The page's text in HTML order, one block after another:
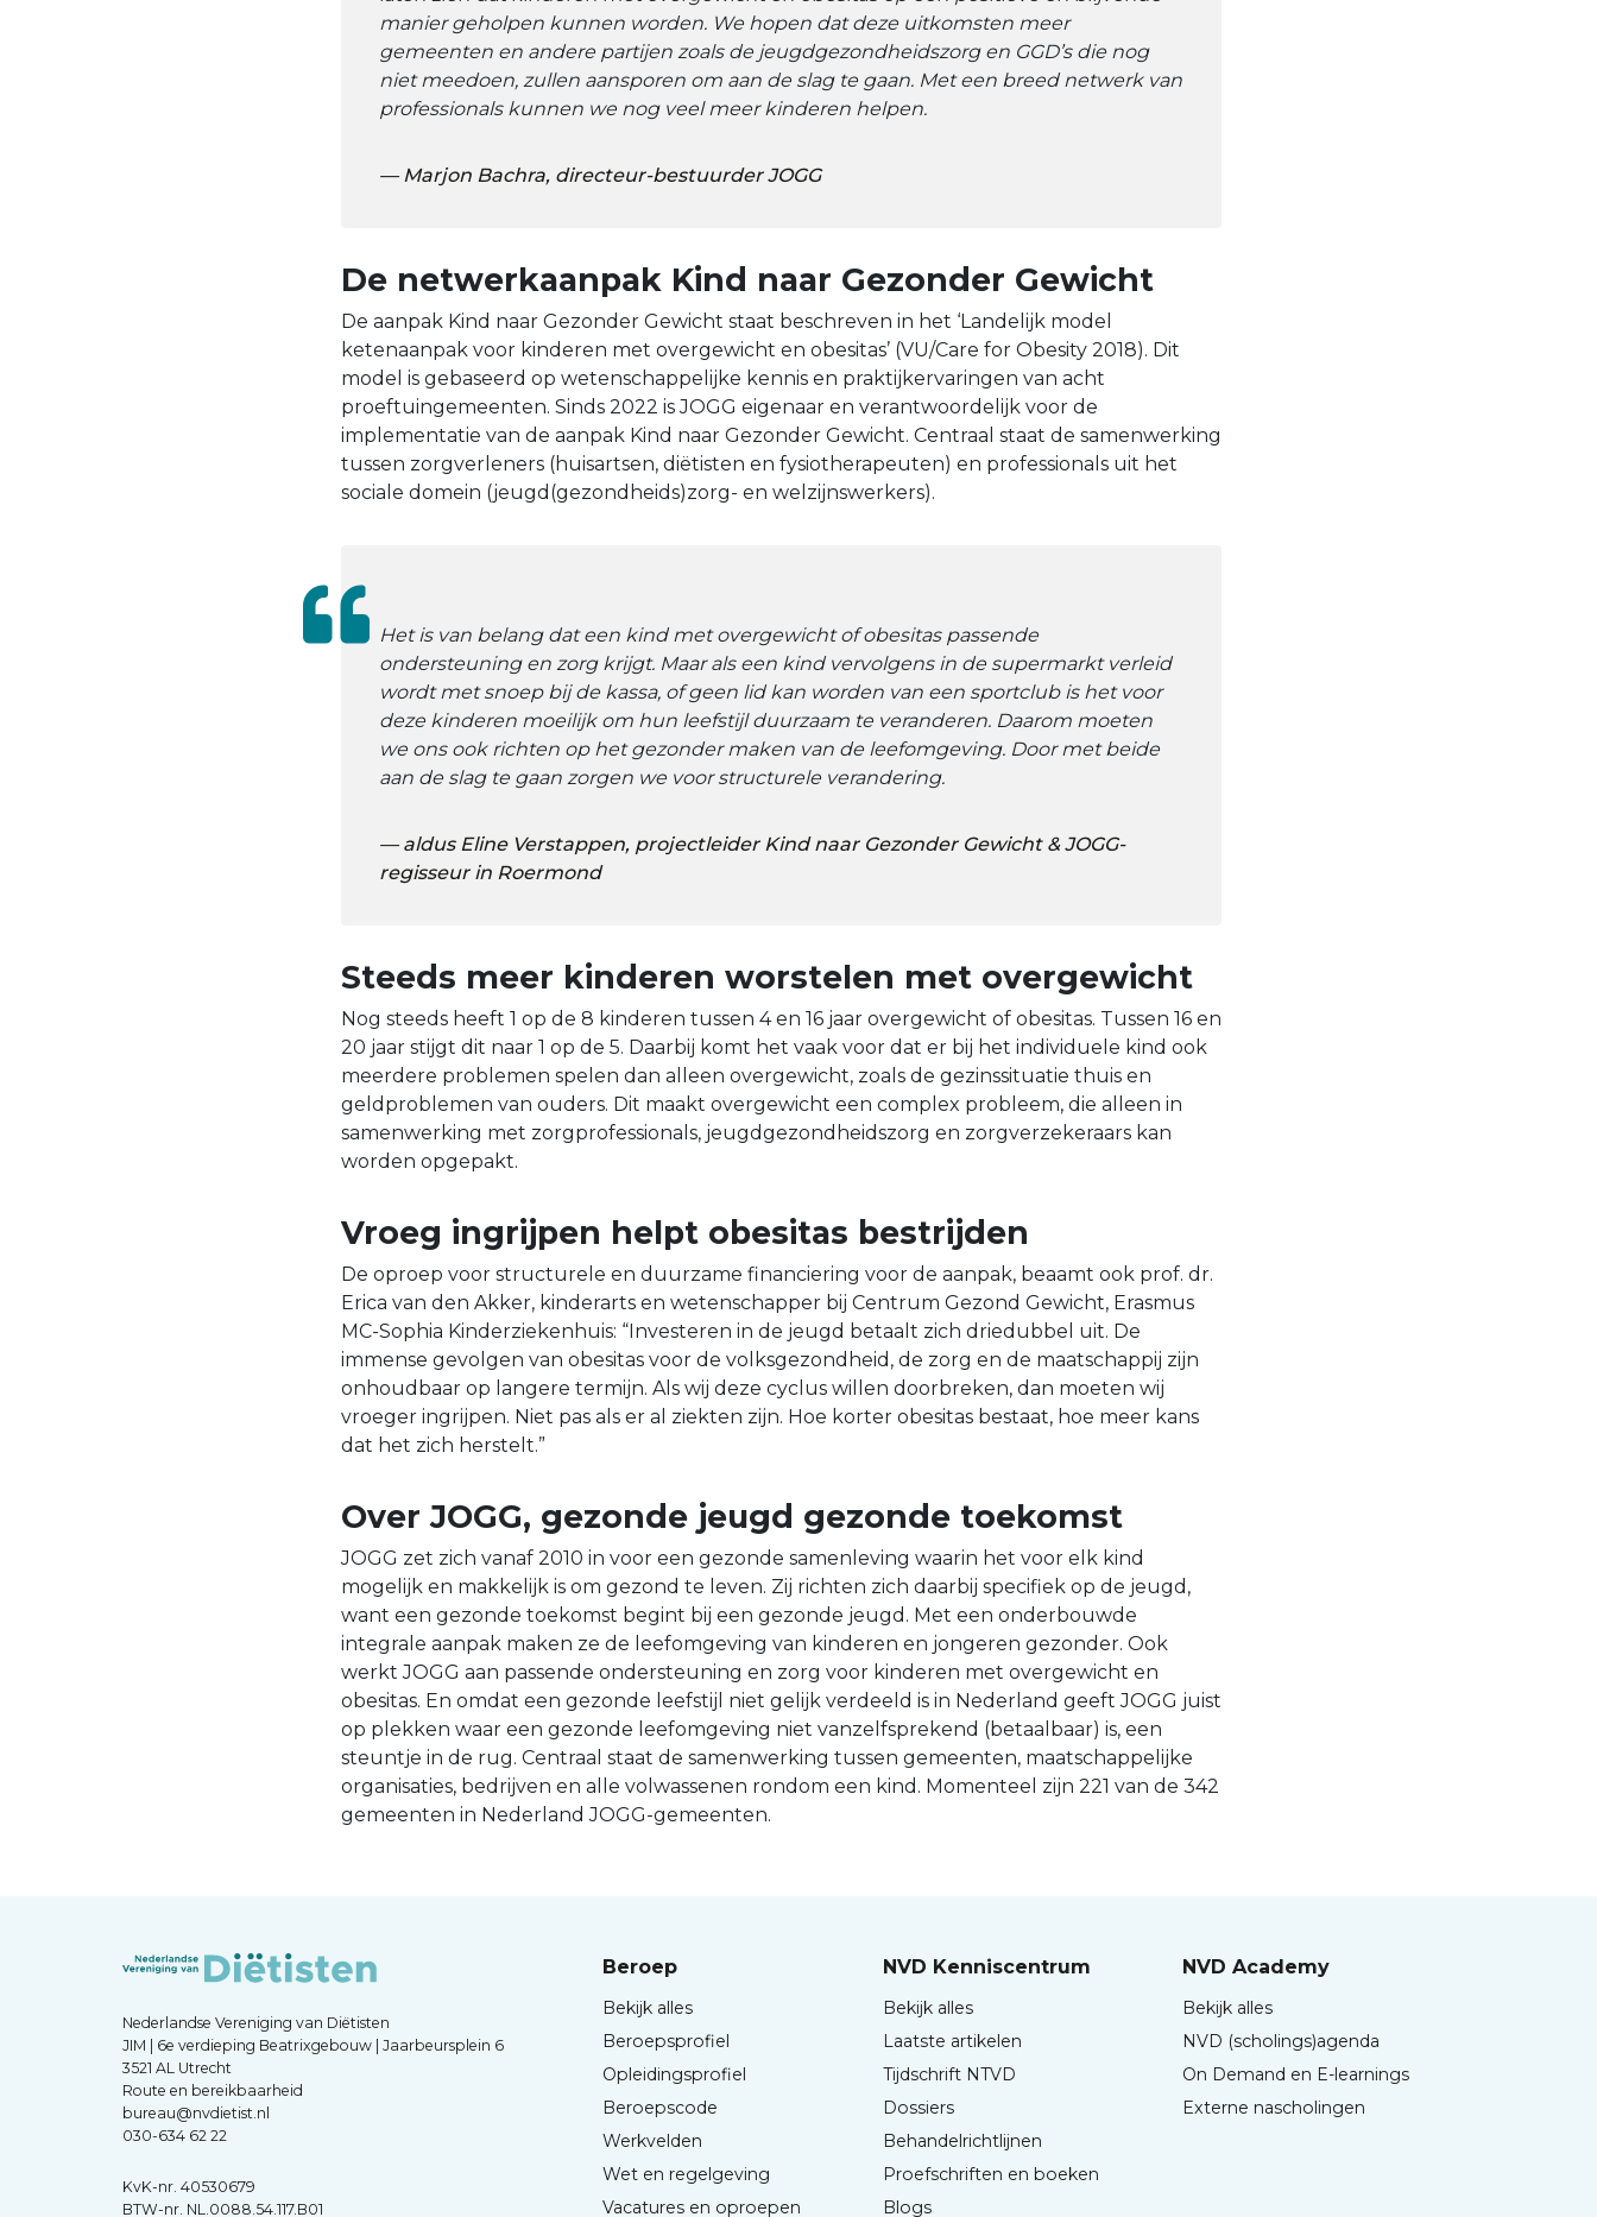
manier geholpen kunnen worden. We hopen dat deze uitkomsten meer
gemeenten en andere partijen zoals de jeugdgezondheidszorg en GGD’s die nog
niet meedoen, zullen aansporen om aan de slag te gaan. Met een breed netwerk van
professionals kunnen we nog veel meer kinderen helpen.
Marjon Bachra, directeur-bestuurder JOGG
De netwerkaanpak Kind naar Gezonder Gewicht
De aanpak Kind naar Gezonder Gewicht staat beschreven in het ‘Landelijk model
ketenaanpak voor kinderen met overgewicht en obesitas’ (VU/Care for Obesity 2018). Dit
model is gebaseerd op wetenschappelijke kennis en praktijkervaringen van acht
proeftuingemeenten. Sinds 2022 is JOGG eigenaar en verantwoordelijk voor de
implementatie van de aanpak Kind naar Gezonder Gewicht. Centraal staat de samenwerking
tussen zorgverleners (huisartsen, diëtisten en fysiotherapeuten) en professionals uit het
sociale domein (jeugd(gezondheids)zorg- en welzijnswerkers).
Het is van belang dat een kind met overgewicht of obesitas passende
ondersteuning en zorg krijgt. Maar als een kind vervolgens in de supermarkt verleid
wordt met snoep bij de kassa, of geen lid kan worden van een sportclub is het voor
deze kinderen moeilijk om hun leefstijl duurzaam te veranderen. Daarom moeten
we ons ook richten op het gezonder maken van de leefomgeving. Door met beide
aan de slag te gaan zorgen we voor structurele verandering.
aldus Eline Verstappen, projectleider Kind naar Gezonder Gewicht & JOGG-
regisseur in Roermond
Steeds meer kinderen worstelen met overgewicht
Nog steeds heeft 1 op de 8 kinderen tussen 4 en 16 jaar overgewicht of obesitas. Tussen 16 en
20 jaar stijgt dit naar 1 op de 5. Daarbij komt het vaak voor dat er bij het individuele kind ook
meerdere problemen spelen dan alleen overgewicht, zoals de gezinssituatie thuis en
geldproblemen van ouders. Dit maakt overgewicht een complex probleem, die alleen in
samenwerking met zorgprofessionals, jeugdgezondheidszorg en zorgverzekeraars kan
worden opgepakt.
Vroeg ingrijpen helpt obesitas bestrijden
De oproep voor structurele en duurzame financiering voor de aanpak, beaamt ook prof. dr.
Erica van den Akker, kinderarts en wetenschapper bij Centrum Gezond Gewicht, Erasmus
MC-Sophia Kinderziekenhuis: “Investeren in de jeugd betaalt zich driedubbel uit. De
immense gevolgen van obesitas voor de volksgezondheid, de zorg en de maatschappij zijn
onhoudbaar op langere termijn. Als wij deze cyclus willen doorbreken, dan moeten wij
vroeger ingrijpen. Niet pas als er al ziekten zijn. Hoe korter obesitas bestaat, hoe meer kans
dat het zich herstelt.”
Over JOGG, gezonde jeugd gezonde toekomst
JOGG zet zich vanaf 2010 in voor een gezonde samenleving waarin het voor elk kind
mogelijk en makkelijk is om gezond te leven. Zij richten zich daarbij specifiek op de jeugd,
want een gezonde toekomst begint bij een gezonde jeugd. Met een onderbouwde
integrale aanpak maken ze de leefomgeving van kinderen en jongeren gezonder. Ook
werkt JOGG aan passende ondersteuning en zorg voor kinderen met overgewicht en
obesitas. En omdat een gezonde leefstijl niet gelijk verdeeld is in Nederland geeft JOGG juist
op plekken waar een gezonde leefomgeving niet vanzelfsprekend (betaalbaar) is, een
steuntje in de rug. Centraal staat de samenwerking tussen gemeenten, maatschappelijke
organisaties, bedrijven en alle volwassenen rondom een kind. Momenteel zijn 221 van de 342
gemeenten in Nederland JOGG-gemeenten.
Nederlandse Vereniging van Diëtisten
JIM | 6e verdieping Beatrixgebouw | Jaarbeursplein 6
3521 AL Utrecht
Route en bereikbaarheid
bureau@nvdietist.nl
030-634 62 22
KvK-nr. 40530679
BTW-nr. NL.0088.54.117.B01
Beroep
Bekijk alles
Beroepsprofiel
Opleidingsprofiel
Beroepscode
Werkvelden
Wet en regelgeving
Vacatures en oproepen
NVD Kenniscentrum
Bekijk alles
Laatste artikelen
Tijdschrift NTVD
Dossiers
Behandelrichtlijnen
Proefschriften en boeken
Blogs
NVD Academy
Bekijk alles
NVD (scholings)agenda
On Demand en E-learnings
Externe nascholingen